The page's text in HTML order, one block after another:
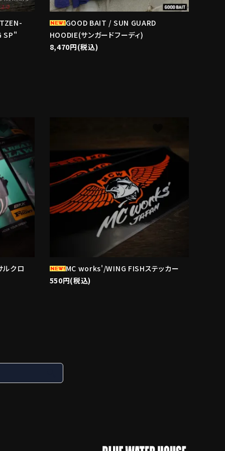
SP"
GOOD BAIT / SUN GUARD
HOODIE(サンガードフーディ)
8,470円(税込)
ルクロ
MC works'/WING FISHステッカー
550円(税込)